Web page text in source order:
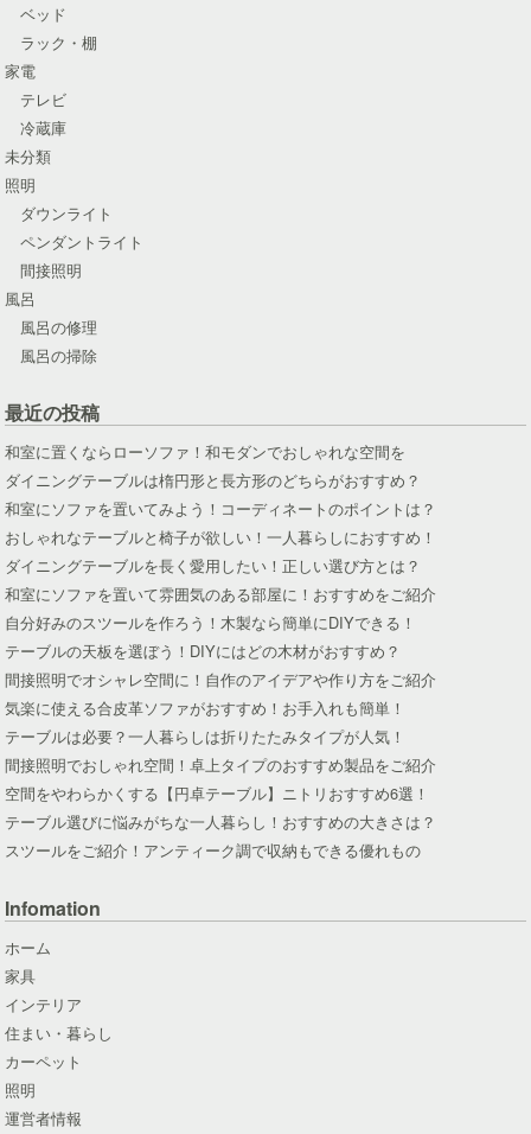
ベッド
ラック・棚
家電
テレビ
冷蔵庫
未分類
照明
ダウンライト
ペンダントライト
間接照明
風呂
風呂の修理
風呂の掃除
最近の投稿
和室に置くならローソファ！和モダンでおしゃれな空間を
ダイニングテーブルは楕円形と長方形のどちらがおすすめ？
和室にソファを置いてみよう！コーディネートのポイントは？
おしゃれなテーブルと椅子が欲しい！一人暮らしにおすすめ！
ダイニングテーブルを長く愛用したい！正しい選び方とは？
和室にソファを置いて雰囲気のある部屋に！おすすめをご紹介
自分好みのスツールを作ろう！木製なら簡単にDIYできる！
テーブルの天板を選ぼう！DIYにはどの木材がおすすめ？
間接照明でオシャレ空間に！自作のアイデアや作り方をご紹介
気楽に使える合皮革ソファがおすすめ！お手入れも簡単！
テーブルは必要？一人暮らしは折りたたみタイプが人気！
間接照明でおしゃれ空間！卓上タイプのおすすめ製品をご紹介
空間をやわらかくする【円卓テーブル】ニトリおすすめ6選！
テーブル選びに悩みがちな一人暮らし！おすすめの大きさは？
スツールをご紹介！アンティーク調で収納もできる優れもの
Infomation
ホーム
家具
インテリア
住まい・暮らし
カーペット
照明
運営者情報